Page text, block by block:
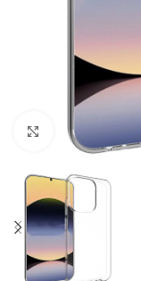
Click to enlarge